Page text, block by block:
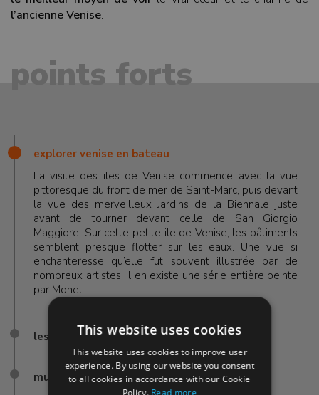
l’ancienne Venise.
points forts
explorer venise en bateau
La visite des iles de Venise commence avec la vue
pittoresque du front de mer de Saint-Marc, puis devant
la vue des merveilleux Jardins de la Biennale juste
avant de tourner devant celle de San Giorgio
Maggiore. Sur cette petite ile de Venise, les bâtiments
semblent presque flotter sur les eaux. Une vue si
enchanteresse qu’elle fut souvent illustrée par de
nombreux artistes, il en existe une série entière peinte
par Monet.
les iles de venise
murano
This website uses cookies
This website uses cookies to improve user
experience. By using our website you consent
to all cookies in accordance with our Cookie
Policy. Read more